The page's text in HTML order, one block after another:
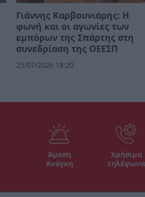
Γιάννης Καρβουνιάρης: Η
φωνή και οι αγωνίες των
εμπόρων της Σπάρτης στη
συνεδρίαση της ΟΕΕΣΠ
25/07/2026 18:20
Άμεση
Ανάγκη
Χρήσιμα
τηλέφωνα